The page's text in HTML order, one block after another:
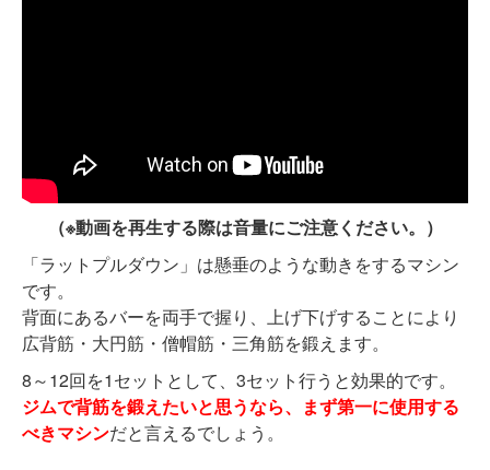
（※動画を再生する際は音量にご注意ください。）
「ラットプルダウン」は懸垂のような動きをするマシン
です。
背面にあるバーを両手で握り、上げ下げすることにより
広背筋・大円筋・僧帽筋・三角筋を鍛えます。
8～12回を1セットとして、3セット行うと効果的です。
ジムで背筋を鍛えたいと思うなら、まず第一に使用する
べきマシンだと言えるでしょう。